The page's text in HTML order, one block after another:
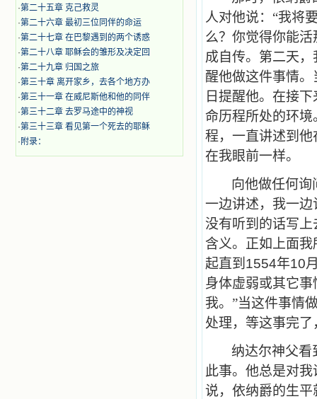
·第二十五章 克己救灵
·第二十六章 最初三位同伴的命运
·第二十七章 在巴黎遇到的两个诱惑
·第二十八章 耶稣会的雏形及决定回
·第二十九章 归国之旅
·第三十章 离开家乡，去各个地方办
·第三十一章 在威尼斯他和他的同伴
·第三十二章 去罗马途中的神视
·第三十三章 看见第一个死去的耶稣
· 附录：
人对他说：“我将
么？你觉得你能
成自传。第二天
醒他做这件事情
日提醒他。在接
命历程所处的环
程，一直讲述到
在我眼前一样。
向他做任何
一边讲述，我一
没有听到的话写
含义。正如上面
起直到 1554年10
身体虚弱或其它
我。”当这件事情
处理，等这事完了
纳达尔神父看
此事。他总是对
说，依纳爵的生